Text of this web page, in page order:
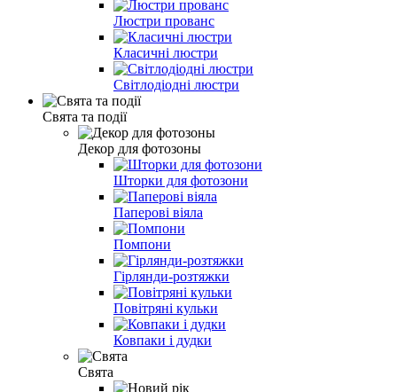
Люстри прованс
Класичні люстри
Світлодіодні люстри
Свята та події
Декор для фотозоны
Шторки для фотозони
Паперові віяла
Помпони
Гірлянди-розтяжки
Повітряні кульки
Ковпаки і дудки
Свята